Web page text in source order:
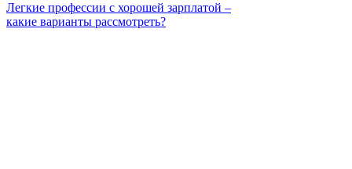
Легкие профессии с хорошей зарплатой –
какие варианты рассмотреть?